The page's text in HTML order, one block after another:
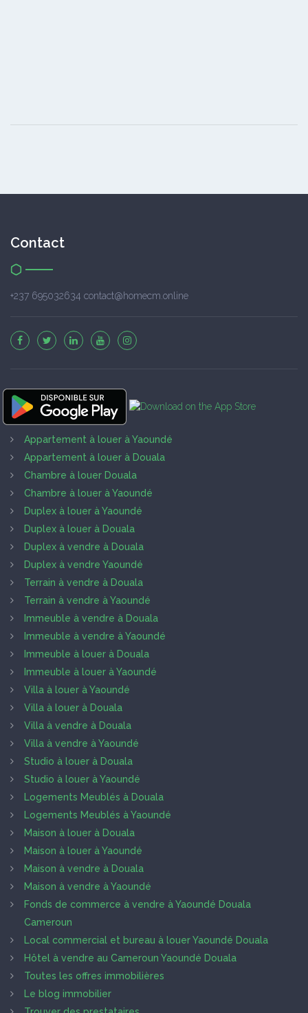
Contact
+237 695032634 contact@homecm.online
Appartement à louer à Yaoundé
Appartement à louer à Douala
Chambre à louer Douala
Chambre à louer à Yaoundé
Duplex à louer à Yaoundé
Duplex à louer à Douala
Duplex à vendre à Douala
Duplex à vendre Yaoundé
Terrain à vendre à Douala
Terrain à vendre à Yaoundé
Immeuble à vendre à Douala
Immeuble à vendre à Yaoundé
Immeuble à louer à Douala
Immeuble à louer à Yaoundé
Villa à louer à Yaoundé
Villa à louer à Douala
Villa à vendre à Douala
Villa à vendre à Yaoundé
Studio à louer à Douala
Studio à louer à Yaoundé
Logements Meublés à Douala
Logements Meublés à Yaoundé
Maison à louer à Douala
Maison à louer à Yaoundé
Maison à vendre à Douala
Maison à vendre à Yaoundé
Fonds de commerce à vendre à Yaoundé Douala
Cameroun
Local commercial et bureau à louer Yaoundé Douala
Hôtel à vendre au Cameroun Yaoundé Douala
Toutes les offres immobilières
Le blog immobilier